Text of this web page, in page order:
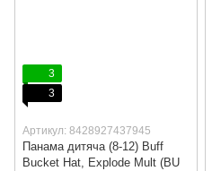
3
3
Артикул: 8428927437945
Панама дитяча (8-12) Buff
Bucket Hat, Explode Mult (BU